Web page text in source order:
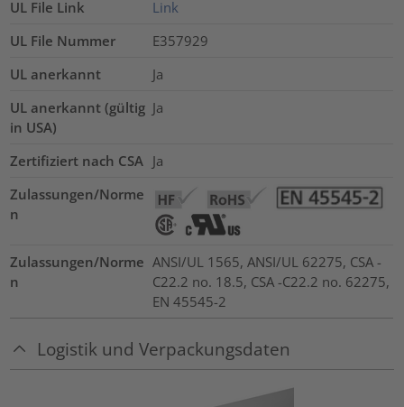
UL File Link
Link
UL File Nummer
E357929
UL anerkannt
Ja
UL anerkannt (gültig
in USA)
Ja
Zertifiziert nach CSA Ja
Zulassungen/Norme
n
Zulassungen/Norme
n
ANSI/UL 1565, ANSI/UL 62275, CSA -
C22.2 no. 18.5, CSA -C22.2 no. 62275,
EN 45545-2
Logistik und Verpackungsdaten